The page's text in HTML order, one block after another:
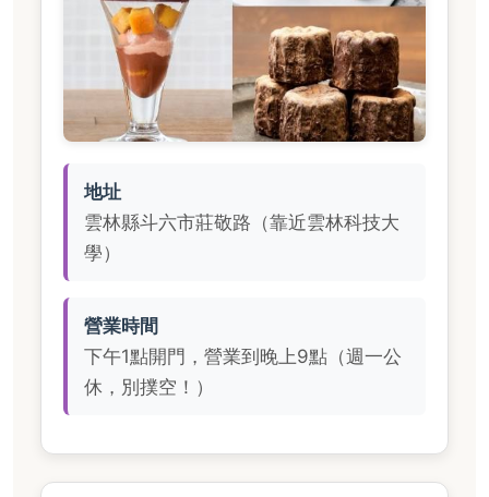
地址
雲林縣斗六市莊敬路（靠近雲林科技大
學）
營業時間
下午1點開門，營業到晚上9點（週一公
休，別撲空！）